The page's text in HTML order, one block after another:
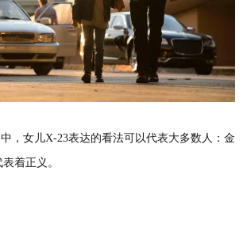
，女儿X-23表达的看法可以代表大多数人：金
着正义。